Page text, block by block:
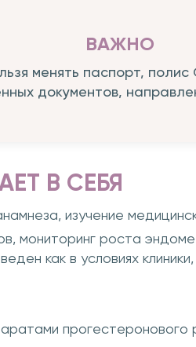
ВАЖНО
менять паспорт,
документов,
В СЕБЯ
изучение
мониторинг роста
как в условиях клиники,
прогестеронового